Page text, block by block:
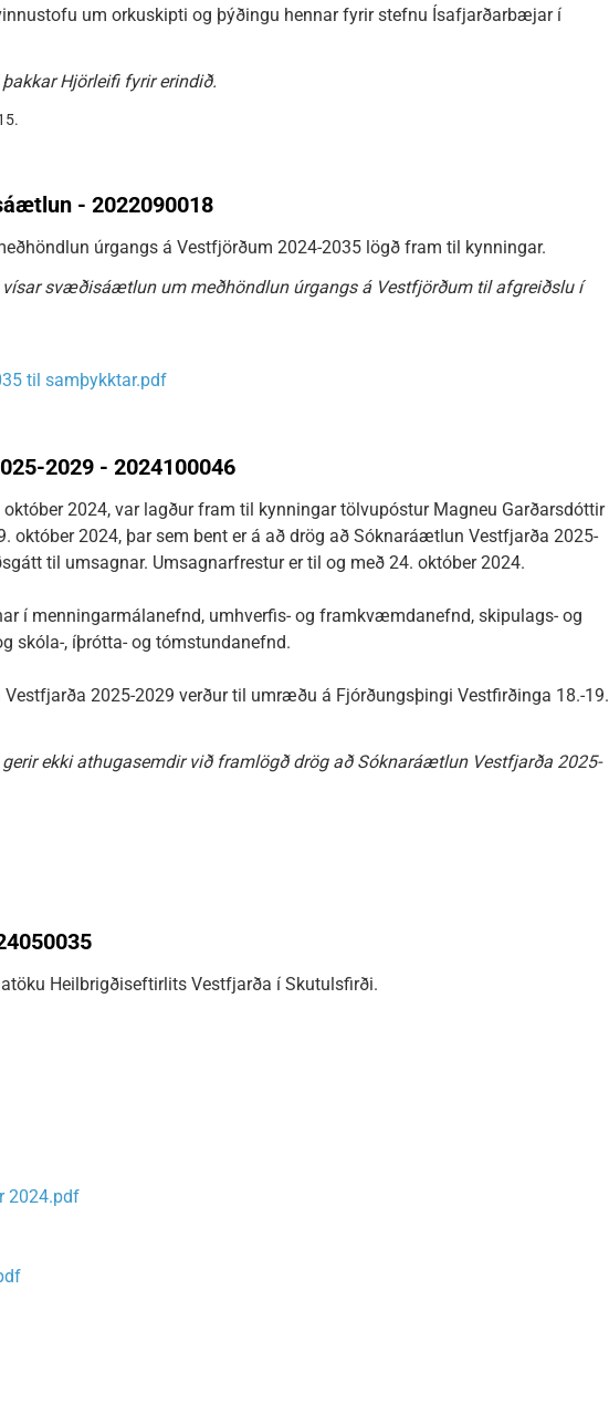
um orkuskipti og þýðingu hennar fyrir stefnu Ísafjarðarbæjar í
Hjörleifi fyrir erindið.
- 2022090018
úrgangs á Vestfjörðum 2024-2035 lögð fram til kynningar.
svæðisáætlun um meðhöndlun úrgangs á Vestfjörðum til afgreiðslu í
til samþykktar.pdf
2029 - 2024100046
2024, var lagður fram til kynningar tölvupóstur Magneu Garðarsdóttir
október 2024, þar sem bent er á að drög að Sóknaráætlun Vestfjarða 2025-
til umsagnar. Umsagnarfrestur er til og með 24. október 2024.
í menningarmálanefnd, umhverfis- og framkvæmdanefnd, skipulags- og
skóla-, íþrótta- og tómstundanefnd.
2025-2029 verður til umræðu á Fjórðungsþingi Vestfirðinga 18.-19.
ekki athugasemdir við framlögð drög að Sóknaráætlun Vestfjarða 2025-
Heilbrigðiseftirlits Vestfjarða í Skutulsfirði.
2024.pdf